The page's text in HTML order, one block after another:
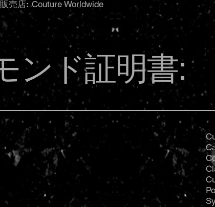
販売店: Couture Worldwide
ンド証明書: